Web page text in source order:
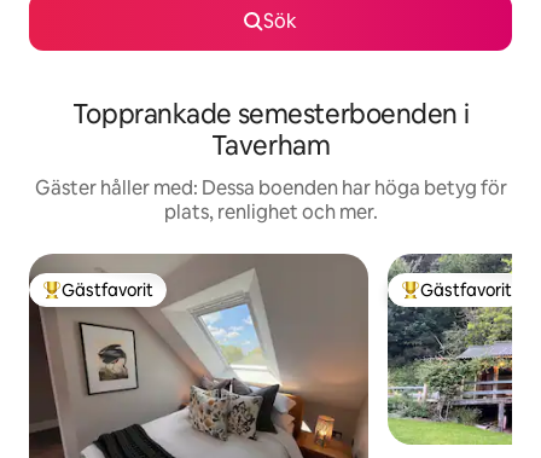
Sök
Topprankade semesterboenden i
Taverham
Gäster håller med: Dessa boenden har höga betyg för
plats, renlighet och mer.
Populär gästfavorit
Gästfavorit Populär
Gästfavorit